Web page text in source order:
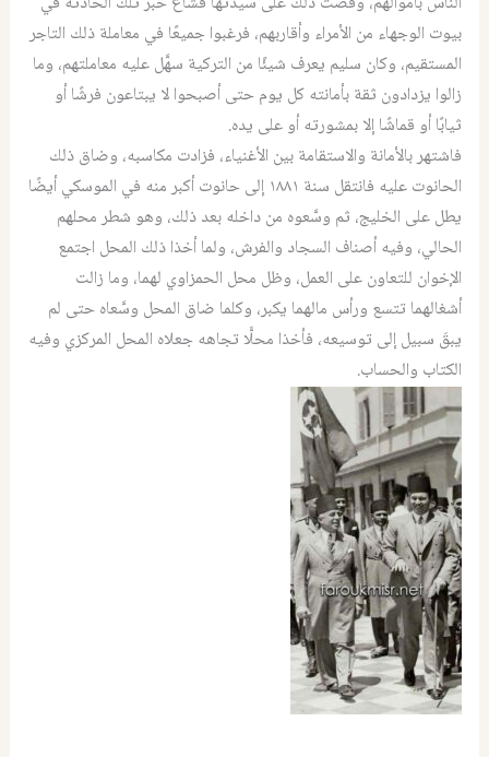
بيوت الوجهاء من الأمراء وأقاربهم، فرغبوا جميعًا في معاملة ذلك التاجر
المستقيم، وكان سليم يعرف شيئًا من التركية سهَّل عليه معاملتهم، وما
زالوا يزدادون ثقة بأمانته كل يوم حتى أصبحوا لا يبتاعون فرشًا أو
ثيابًا أو قماشًا إلا بمشورته أو على يده.
فاشتهر بالأمانة والاستقامة بين الأغنياء، فزادت مكاسبه، وضاق ذلك
الحانوت عليه فانتقل سنة ١٨٨١ إلى حانوت أكبر منه في الموسكي أيضًا
يطل على الخليج، ثم وسَّعوه من داخله بعد ذلك، وهو شطر محلهم
الحالي، وفيه أصناف السجاد والفرش، ولما أخذا ذلك المحل اجتمع
الإخوان للتعاون على العمل، وظل محل الحمزاوي لهما، وما زالت
أشغالهما تتسع ورأس مالهما يكبر، وكلما ضاق المحل وسَّعاه حتى لم
يبقَ سبيل إلى توسيعه، فأخذا محلًّا تجاهه جعلاه المحل المركزي وفيه
الكتاب والحساب.